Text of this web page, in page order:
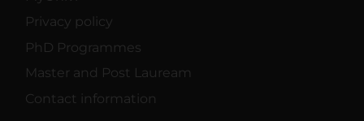
Privacy policy
PhD Programmes
Master and Post Lauream
Contact information